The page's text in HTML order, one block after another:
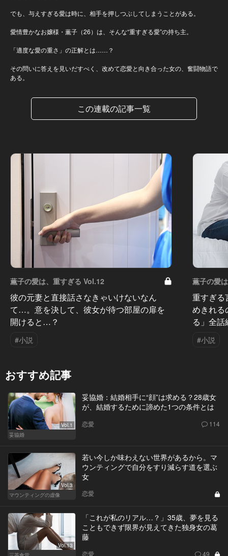
でも、与えすぎる愛は時に、相手を押しつぶしてしまうことがある。
愛情豊かなお嬢様・薫子（26）は、そんな“重すぎる愛”の持ち主。
「適度な愛の重さ」の正解とは……？
その問いに答えを見いだすべく、改めて恋愛と向き合った女の、奮闘物語で
ある。
この連載の記事一覧
薫子の愛は、重すぎる Vol.12
彼の元妻と直接話さなきゃいけないなん
て…。意を決して、彼女が待つ部屋の扉を
開けると…？
#小説
薫子の愛
重すぎる
めきれ
る」全話
#小説
おすすめ記事
Vol.1
妥協婚
妥協婚：結婚相手に“顔”は求める？28歳女
が、結婚するために諦めた1つの条件とは
恋愛 114
Vol.3
マウンティングの虚像
若い今しか味わえない世界があるから。マ
ウンティングで自分をすり減らす道を選ぶ
女
恋愛
Vol.13
「これが私のリアル…？」35歳、夢を見る
こともできず限界が見えてきた独身女の葛
藤
恋愛 49